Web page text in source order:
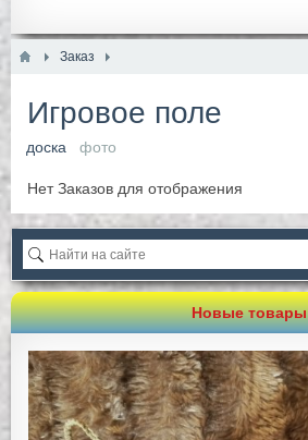
Заказ
Игровое поле
доска фото
Нет Заказов для отображения
Новые товары